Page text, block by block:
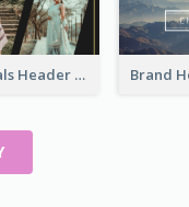
Cool New Arrivals Header With photos